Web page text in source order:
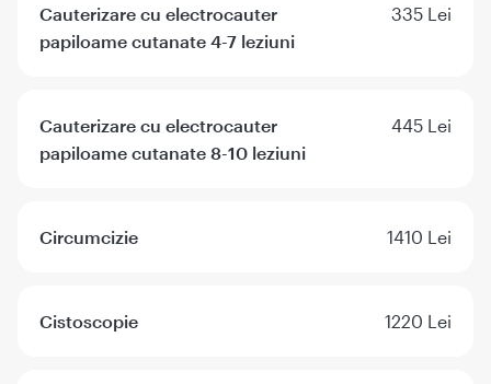
Cauterizare cu electrocauter
papiloame cutanate 4-7 leziuni
335 Lei
Cauterizare cu electrocauter
papiloame cutanate 8-10 leziuni
445 Lei
Circumcizie 1410 Lei
Cistoscopie 1220 Lei